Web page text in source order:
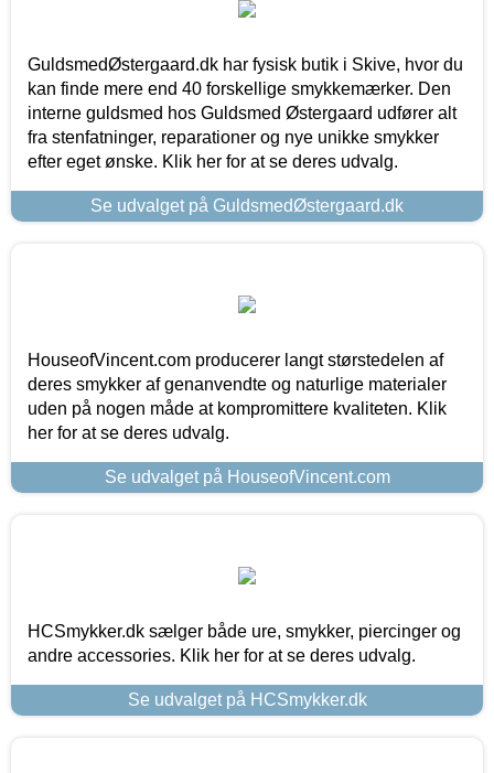
GuldsmedØstergaard.dk har fysisk butik i Skive, hvor du
kan finde mere end 40 forskellige smykkemærker. Den
interne guldsmed hos Guldsmed Østergaard udfører alt
fra stenfatninger, reparationer og nye unikke smykker
efter eget ønske. Klik her for at se deres udvalg.
Se udvalget på GuldsmedØstergaard.dk
HouseofVincent.com producerer langt størstedelen af
deres smykker af genanvendte og naturlige materialer
uden på nogen måde at kompromittere kvaliteten. Klik
her for at se deres udvalg.
Se udvalget på HouseofVincent.com
HCSmykker.dk sælger både ure, smykker, piercinger og
andre accessories. Klik her for at se deres udvalg.
Se udvalget på HCSmykker.dk